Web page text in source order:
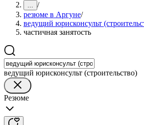
... /
резюме в Аргуне/
ведущий юрисконсульт
частичная занятость
ведущий юрисконсульт (строительство)
Резюме